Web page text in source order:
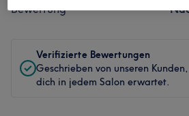
Bewertung
Verifizierte Bewertungen
Geschrieben von unseren
dich in jedem Salon erwartet.